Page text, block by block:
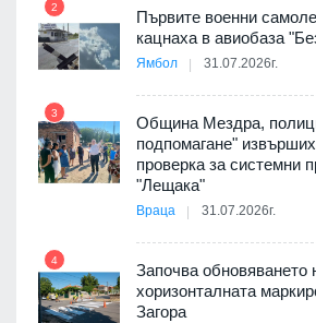
2
Първите военни
кацнаха в авиобаза
Ямбол 31.07.2026г.
3
Община Мездра,
подпомагане"
проверка за системни
"Лещака"
Враца 31.07.2026г.
4
Започва обновяването
хоризонталната
Загора